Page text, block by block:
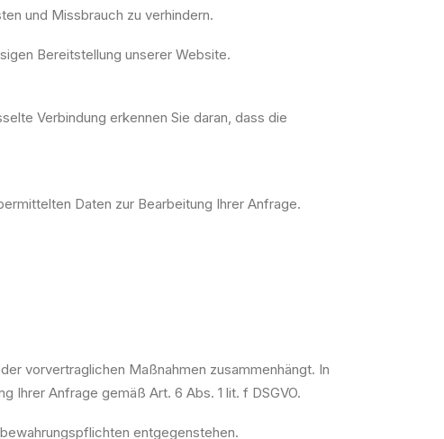
und Missbrauch zu verhindern.
Bereitstellung unserer Website.
Verbindung erkennen Sie daran, dass die
Daten zur Bearbeitung Ihrer Anfrage.
vorvertraglichen Maßnahmen zusammenhängt. In
Ihrer Anfrage gemäß Art. 6 Abs. 1 lit. f DSGVO.
entgegenstehen.